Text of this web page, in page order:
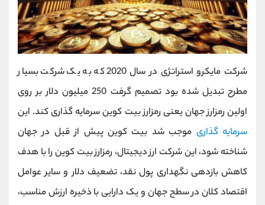
شرکت مایکرو استراتژی در سال 2020 که به یک شرکت بسیار
مطرح تبدیل شده بود تصمیم گرفت 250 میلیون دلار بر روی
اولین رمزارز جهان یعنی رمزارز بیت کوین سرمایه گذاری کند. این
سرمایه گذاری موجب شد بیت کوین پیش از قبل در جهان
شناخته شود، این شرکت ارز دیجیتال، رمزارز بیت کوین را با هدف
کاهش بازدهی نگهداری پول نقد، تضعیف دلار و سایر عوامل
اقتصاد کلان در سطح جهان و یک دارایی با ذخیره ارزش مناسب،